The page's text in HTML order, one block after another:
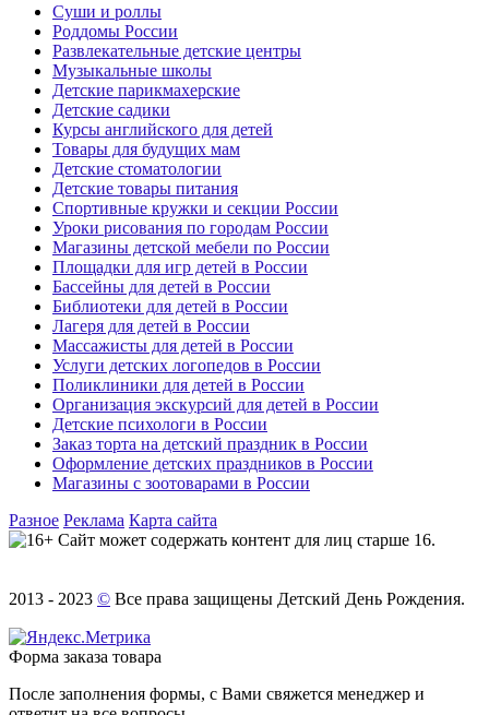
Суши и роллы
Роддомы России
Развлекательные детские центры
Музыкальные школы
Детские парикмахерские
Детские садики
Курсы английского для детей
Товары для будущих мам
Детские стоматологии
Детские товары питания
Спортивные кружки и секции России
Уроки рисования по городам России
Магазины детской мебели по России
Площадки для игр детей в России
Бассейны для детей в России
Библиотеки для детей в России
Лагеря для детей в России
Массажисты для детей в России
Услуги детских логопедов в России
Поликлиники для детей в России
Организация экскурсий для детей в России
Детские психологи в России
Заказ торта на детский праздник в России
Оформление детских праздников в России
Магазины с зоотоварами в России
Разное Реклама Карта сайта
Сайт может содержать контент для лиц старше 16.
2013 - 2023 © Все права защищены Детский День Рождения.
Форма заказа товара
После заполнения формы, с Вами свяжется менеджер и